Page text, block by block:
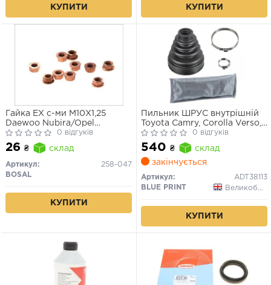
КУПИТИ КУПИТИ
Гайка EX с-ми M10X1,25
Daewoo Nubira/Opel
Antara/Suzuki/Nissan/Honda/Mazda
0 відгуків
26 ₴ склад
Артикул:
258-047
BOSAL
КУПИТИ
Пильник ШРУС внутрішній
Toyota Camry, Corolla Verso,
RAV4 III (24×72×101мм)
0 відгуків
540 ₴
склад
закінчується
Артикул:
ADT38113
BLUE PRINT
Великобританія
КУПИТИ